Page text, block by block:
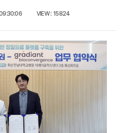
VIEW : 15824